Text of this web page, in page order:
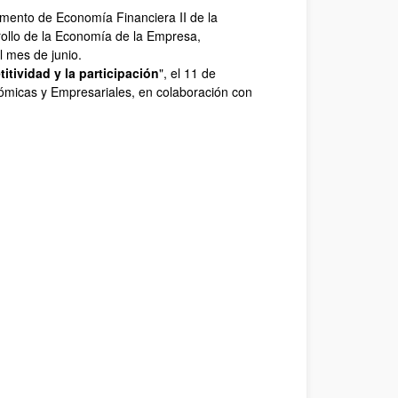
de Economía Financiera II de la
de la Economía de la Empresa,
mes de junio.
y la participación", el 11 de
y Empresariales, en colaboración con